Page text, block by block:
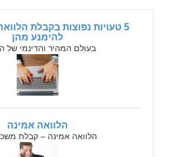
5 טעויות נפוצות בקבלת
להימנע מהן
בעולם המהיר והדינמי של
הלוואה אמינה
הלוואה אמינה – קבלת